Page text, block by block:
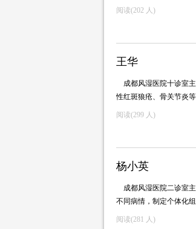
阅读(202 人)
王华
成都风湿医院十诊室
性红斑狼疮、骨关节炎
阅读(299 人)
杨小英
成都风湿医院二诊室
不同病情，制定个体化
阅读(281 人)